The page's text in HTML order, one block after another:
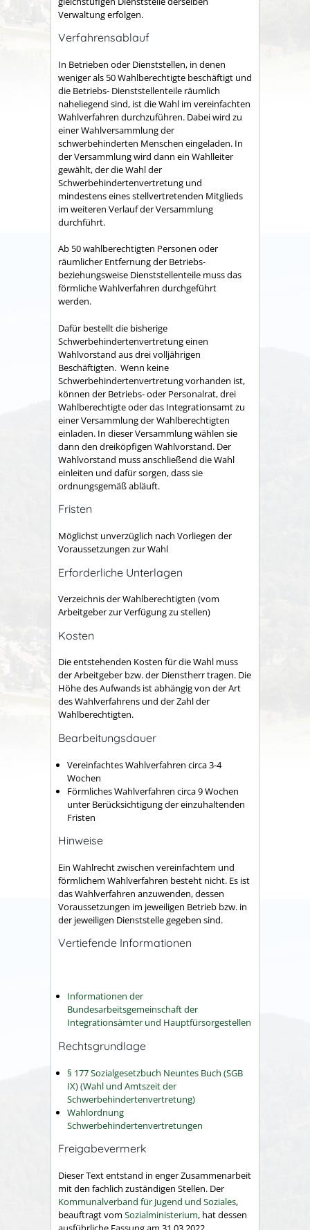
Verwaltung erfolgen.
Verfahrensablauf
In Betrieben oder Dienststellen, in denen
weniger als 50 Wahlberechtigte beschäftigt und
die Betriebs- Dienststellenteile räumlich
naheliegend sind, ist die Wahl im vereinfachten
Wahlverfahren durchzuführen. Dabei wird zu
einer Wahlversammlung der
schwerbehinderten Menschen eingeladen. In
der Versammlung wird dann ein Wahlleiter
gewählt, der die Wahl der
Schwerbehindertenvertretung und
mindestens eines stellvertretenden Mitglieds
im weiteren Verlauf der Versammlung
durchführt.
Ab 50 wahlberechtigten Personen oder
räumlicher Entfernung der Betriebs-
beziehungsweise Dienststellenteile muss das
förmliche Wahlverfahren durchgeführt
werden.
Dafür bestellt die bisherige
Schwerbehindertenvertretung einen
Wahlvorstand aus drei volljährigen
Beschäftigten. Wenn keine
Schwerbehindertenvertretung vorhanden ist,
können der Betriebs- oder Personalrat, drei
Wahlberechtigte oder das Integrationsamt zu
einer Versammlung der Wahlberechtigten
einladen. In dieser Versammlung wählen sie
dann den dreiköpfigen Wahlvorstand. Der
Wahlvorstand muss anschließend die Wahl
einleiten und dafür sorgen, dass sie
ordnungsgemäß abläuft.
Fristen
Möglichst unverzüglich nach Vorliegen der
Voraussetzungen zur Wahl
Erforderliche Unterlagen
Verzeichnis der Wahlberechtigten (vom
Arbeitgeber zur Verfügung zu stellen)
Kosten
Die entstehenden Kosten für die Wahl muss
der Arbeitgeber bzw. der Dienstherr tragen. Die
Höhe des Aufwands ist abhängig von der Art
des Wahlverfahrens und der Zahl der
Wahlberechtigten.
Bearbeitungsdauer
Vereinfachtes Wahlverfahren circa 3-4
Wochen
Förmliches Wahlverfahren circa 9 Wochen
unter Berücksichtigung der einzuhaltenden
Fristen
Hinweise
Ein Wahlrecht zwischen vereinfachtem und
förmlichem Wahlverfahren besteht nicht. Es ist
das Wahlverfahren anzuwenden, dessen
Voraussetzungen im jeweiligen Betrieb bzw. in
der jeweiligen Dienststelle gegeben sind.
Vertiefende Informationen
Informationen der
Bundesarbeitsgemeinschaft der
Integrationsämter und Hauptfürsorgestellen
Rechtsgrundlage
§ 177 Sozialgesetzbuch Neuntes Buch (SGB
IX) (Wahl und Amtszeit der
Schwerbehindertenvertretung)
Wahlordnung
Schwerbehindertenvertretungen
Freigabevermerk
Dieser Text entstand in enger Zusammenarbeit
mit den fachlich zuständigen Stellen. Der
Kommunalverband für Jugend und Soziales,
beauftragt vom Sozialministerium, hat dessen